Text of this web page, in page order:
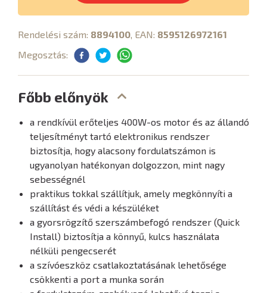
Rendelési szám: 8894100 , EAN: 8595126972161
Megosztás:
Főbb előnyök
a rendkívül erőteljes 400W-os motor és az állandó
teljesítményt tartó elektronikus rendszer
biztosítja, hogy alacsony fordulatszámon is
ugyanolyan hatékonyan dolgozzon, mint nagy
sebességnél
praktikus tokkal szállítjuk, amely megkönnyíti a
szállítást és védi a készüléket
a gyorsrögzítő szerszámbefogó rendszer (Quick
Install) biztosítja a könnyű, kulcs használata
nélküli pengecserét
a szívóeszköz csatlakoztatásának lehetősége
csökkenti a port a munka során